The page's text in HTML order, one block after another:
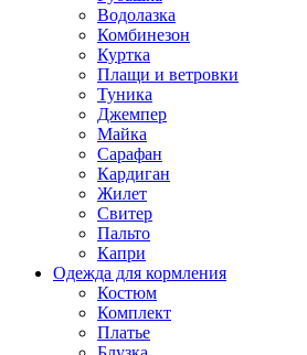
Водолазка
Комбинезон
Куртка
Плащи и ветровки
Туника
Джемпер
Майка
Сарафан
Кардиган
Жилет
Свитер
Пальто
Капри
Одежда для кормления
Костюм
Комплект
Платье